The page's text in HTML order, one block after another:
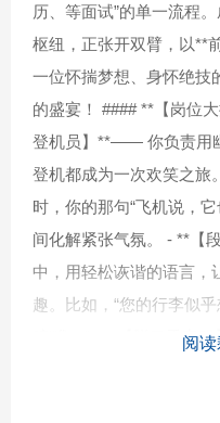
历、等面试”的单一流程
枢纽，正张开双臂，以**
一位怀揣梦想、身怀绝技
的盛宴！ #### **【岗位
登机员】**—— 你负责用
登机都成为一次欢笑之旅
时，你的那句“飞机说，
间化解紧张气氛。 - **【
中，用轻松诙谐的语言，
趣。比如，“您的行李似
膀’哦！” - **【脱口秀客
温暖与欢笑。无论是解答
阅